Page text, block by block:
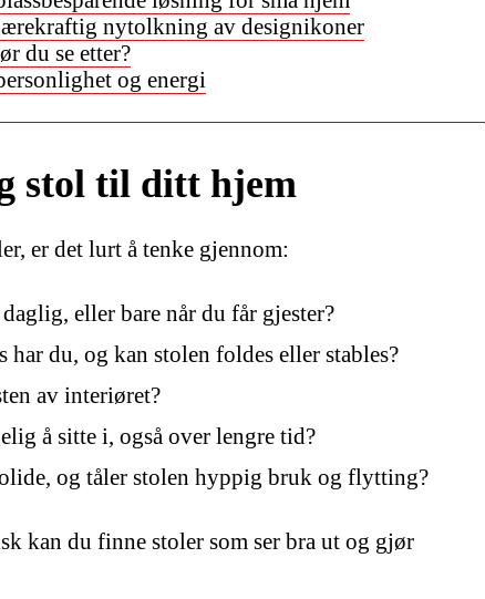
nytolkning av designikoner
du se etter?
og energi
stol til ditt hjem
er det lurt å tenke gjennom:
eller bare når du får gjester?
du, og kan stolen foldes eller stables?
av interiøret?
å sitte i, også over lengre tid?
og tåler stolen hyppig bruk og flytting?
kan du finne stoler som ser bra ut og gjør